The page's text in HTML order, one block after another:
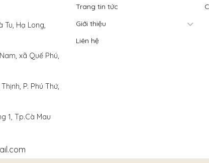
Tu, Hạ Long,
xã Quế Phú,
P. Phú Thứ,
1, Tp.Cà Mau
Trang tin tức
Giới thiệu
Liên hệ